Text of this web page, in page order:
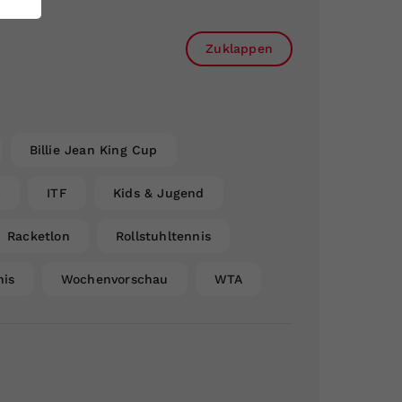
Zuklappen
Billie Jean King Cup
ITF Kids & Jugend
Racketlon Rollstuhltennis
Wochenvorschau WTA